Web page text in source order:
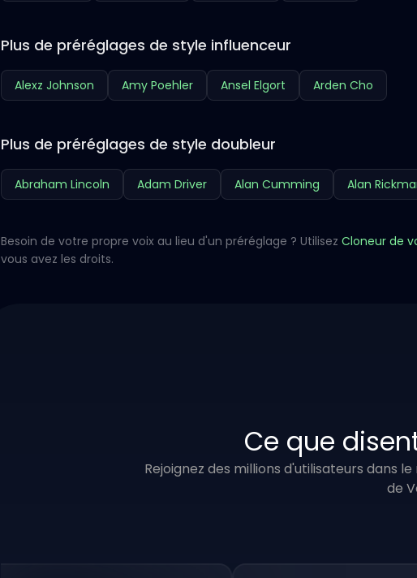
Plus de préréglages de style influenceur
Alexz Johnson Amy Poehler Ansel Elgort Arden Cho
Plus de préréglages de style doubleur
Abraham Lincoln Adam Driver Alan Cumming Alan
Besoin de votre propre voix au lieu d'un préréglage ? Utilisez Cloneur de
vous avez les droits.
Ce que
Rejoignez des millions d'utilisateurs dans
de